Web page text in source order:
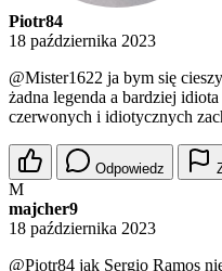
Piotr84
18 października 2023
@Mister1622 ja bym się
żadna legenda a bardziej
czerwonych i idiotycznych
Odpowiedz
M
majcher9
18 października 2023
@Piotr84 jak Sergio Ramos